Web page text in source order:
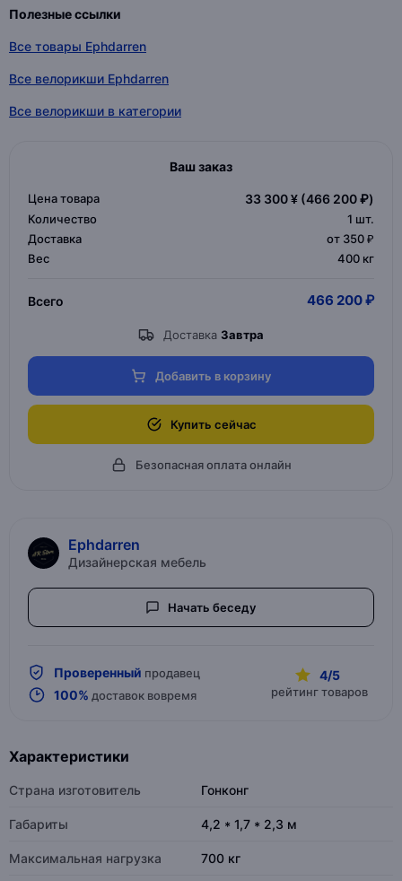
Полезные ссылки
Все товары Ephdarren
Все велорикши Ephdarren
Все велорикши в категории
Ваш заказ
Цена товара 33 300 ¥ (466 200 ₽)
Количество 1 шт.
Доставка
от 350 ₽
Вес
400 кг
Всего 466 200 ₽
Доставка Завтра
Добавить в корзину
Купить сейчас
Безопасная оплата онлайн
Ephdarren
Дизайнерская мебель
Начать беседу
Проверенный продавец
100% доставок вовремя
4/5
рейтинг товаров
Характеристики
Страна изготовитель Гонконг
Габариты 4,2 * 1,7 * 2,3 м
Максимальная нагрузка 700 кг